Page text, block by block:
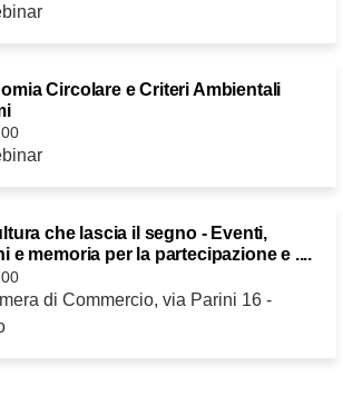
Circolare e Criteri Ambientali
che lascia il segno - Eventi,
e memoria per la partecipazione e ....
di Commercio, via Parini 16 -